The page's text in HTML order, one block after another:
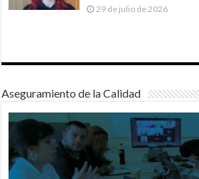
29 de julio de 2026
Aseguramiento de la Calidad